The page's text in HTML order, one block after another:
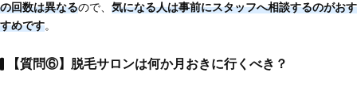
の回数は異なるので、 気になる人は事前にスタッフへ相談するのがおす
すめです。
【質問⑥】脱毛サロンは何か月おきに行くべき？